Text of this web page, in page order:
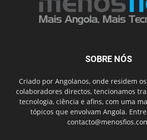
SOBRE NÓS
Criado por Angolanos, onde residem
colaboradores directos, tencionamos
tecnologia, ciência e afins, com uma
tópicos que envolvam Angola.